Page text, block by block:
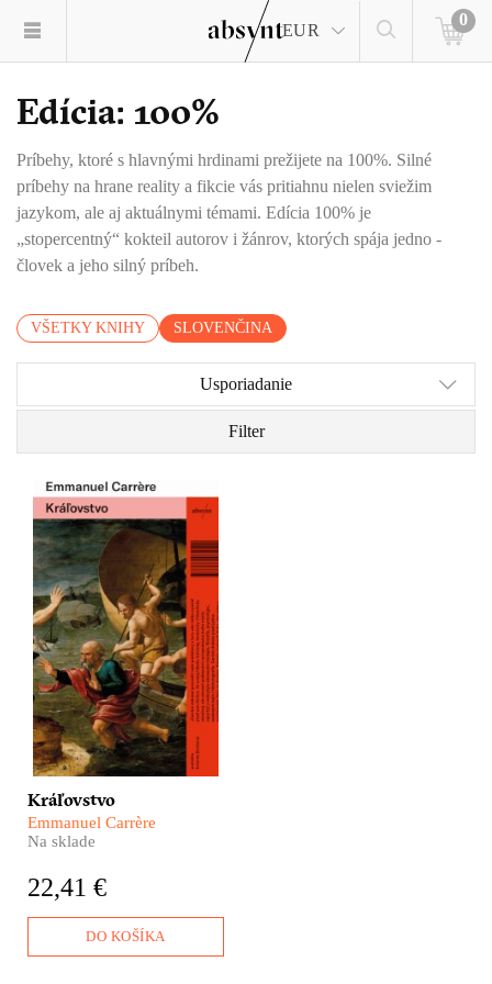
EUR
0
Edícia: 100%
Príbehy, ktoré s hlavnými hrdinami prežijete na 100%. Silné
príbehy na hrane reality a fikcie vás pritiahnu nielen sviežim
jazykom, ale aj aktuálnymi témami. Edícia 100% je
„stopercentný“ kokteil autorov i žánrov, ktorých spája jedno -
človek a jeho silný príbeh.
VŠETKY KNIHY SLOVENČINA
Usporiadanie
Filter
Hlavné postavy tohto
románu dôverne poznáte.
Ježiš Kristus, napríklad.
Alebo apoštol Pavol. Či
svätý Lukáš. Kráľovstvo
Emmanuela Carrèra je
výnimočná kniha, v ktorej
sa prelína autorov intímny
príbeh nájdenej i stratenej
viery v Boha s raným
vekom kresťanstva. Na
túto knihu len tak ľahko
nezabudnete.
Kráľovstvo
Emmanuel Carrère
Na sklade
22,41 €
DO KOŠÍKA